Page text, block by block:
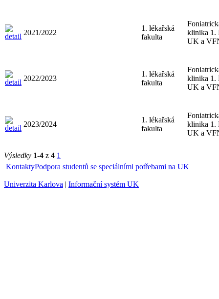
2021/2022
1. lékařská
fakulta
klinika 1.
UK a
2022/2023
1. lékařská
fakulta
klinika 1.
UK a
2023/2024
1. lékařská
fakulta
klinika 1.
UK a
Výsledky 1-4 z 4 1
KontaktyPodpora studentů se speciálními potřebami na UK
Univerzita Karlova | Informační systém UK